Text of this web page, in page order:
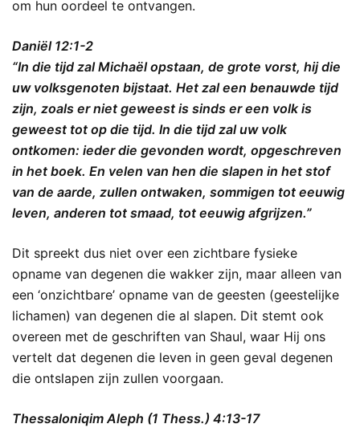
om hun oordeel te ontvangen.
Daniël 12:1-2
“In die tijd zal Michaël opstaan, de grote vorst, hij die
uw volksgenoten bijstaat. Het zal een benauwde tijd
zijn, zoals er niet geweest is sinds er een volk is
geweest tot op die tijd. In die tijd zal uw volk
ontkomen: ieder die gevonden wordt, opgeschreven
in het boek. En velen van hen die slapen in het stof
van de aarde, zullen ontwaken, sommigen tot eeuwig
leven, anderen tot smaad, tot eeuwig afgrijzen.”
Dit spreekt dus niet over een zichtbare fysieke
opname van degenen die wakker zijn, maar alleen van
een ‘onzichtbare’ opname van de geesten (geestelijke
lichamen) van degenen die al slapen. Dit stemt ook
overeen met de geschriften van Shaul, waar Hij ons
vertelt dat degenen die leven in geen geval degenen
die ontslapen zijn zullen voorgaan.
Thessaloniqim Aleph (1 Thess.) 4:13-17